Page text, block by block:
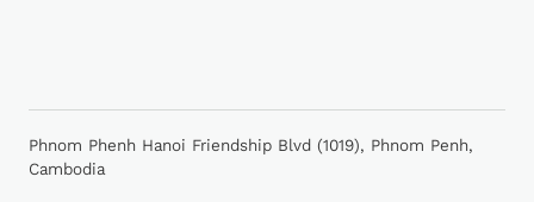
Phnom Phenh Hanoi Friendship Blvd (1019), Phnom Penh,
Cambodia